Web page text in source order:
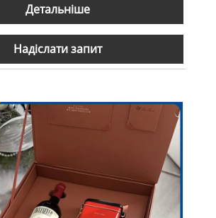
Детальніше
Надіслати запит